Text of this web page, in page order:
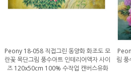
Peony 18-058 직접그린 동양화 화조도 모
란꽃 목단그림 풍수아트 인테리어액자 사이
즈 120x50cm 100% 수작업 캔버스유화
림